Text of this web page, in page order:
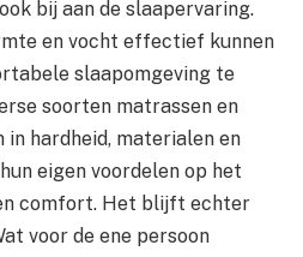
bij aan de slaapervaring.
en vocht effectief kunnen
slaapomgeving te
soorten matrassen en
in hardheid, materialen en
eigen voordelen op het
comfort. Het blijft echter
voor de ene persoon